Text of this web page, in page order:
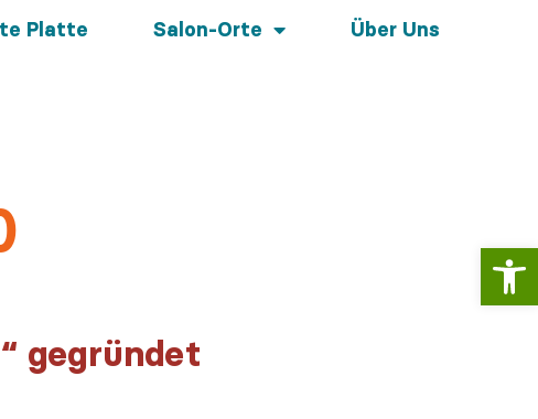
Platte Salon-Orte Über Uns
gegründet